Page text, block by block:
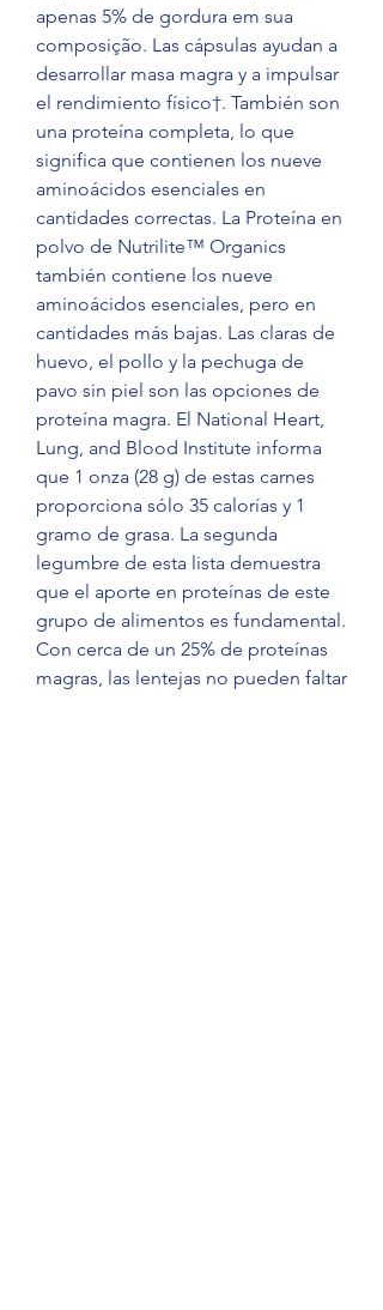
apenas 5% de gordura em sua
composição. Las cápsulas ayudan a
desarrollar masa magra y a impulsar
el rendimiento físico†. También son
una proteína completa, lo que
significa que contienen los nueve
aminoácidos esenciales en
cantidades correctas. La Proteína en
polvo de Nutrilite™ Organics
también contiene los nueve
aminoácidos esenciales, pero en
cantidades más bajas. Las claras de
huevo, el pollo y la pechuga de
pavo sin piel son las opciones de
proteína magra. El National Heart,
Lung, and Blood Institute informa
que 1 onza (28 g) de estas carnes
proporciona sólo 35 calorías y 1
gramo de grasa. La segunda
legumbre de esta lista demuestra
que el aporte en proteínas de este
grupo de alimentos es fundamental.
Con cerca de un 25% de proteínas
magras, las lentejas no pueden faltar